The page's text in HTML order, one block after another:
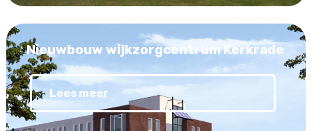
Nieuwbouw wijkzorgcentrum Kerkrade
Lees meer